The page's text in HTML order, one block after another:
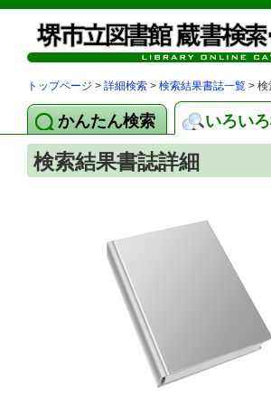
トップページ > 詳細検索 > 検索結果書誌一覧 > 検
かんたん検索 いろい
検索結果書誌詳細